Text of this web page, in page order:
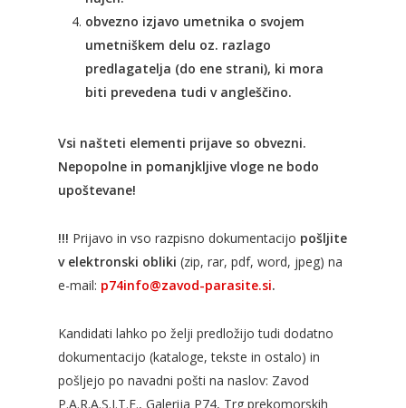
obvezno izjavo umetnika o svojem
umetniškem delu oz. razlago
predlagatelja (do ene strani), ki mora
biti prevedena tudi v angleščino.
Vsi našteti elementi prijave so obvezni.
Nepopolne in pomanjkljive vloge ne bodo
upoštevane!
!!! Prijavo in vso razpisno dokumentacijo pošljite
v elektronski obliki (zip, rar, pdf, word, jpeg) na
e-mail: p74info@zavod-parasite.si.
Kandidati lahko po želji predložijo tudi dodatno
dokumentacijo (kataloge, tekste in ostalo) in
pošljejo po navadni pošti na naslov: Zavod
P.A.R.A.S.I.T.E., Galerija P74, Trg prekomorskih